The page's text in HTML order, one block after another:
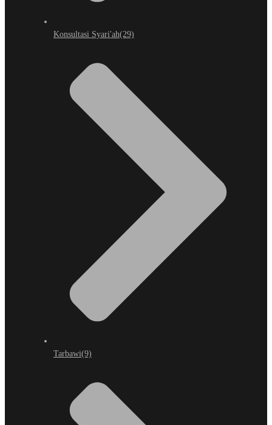
Konsultasi Syari'ah(29)
Tarbawi(9)